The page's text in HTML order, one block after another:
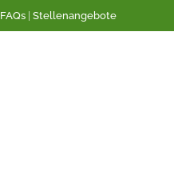
FAQs Stellenangebote